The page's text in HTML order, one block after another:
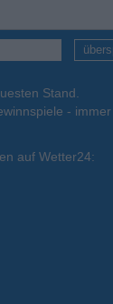
Stand.
-
auf Wetter24: